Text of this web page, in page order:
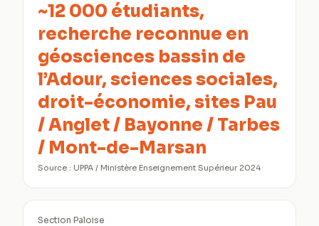
~12 000 étudiants,
recherche reconnue en
géosciences bassin de
l’Adour, sciences sociales,
droit-économie, sites Pau
/ Anglet / Bayonne / Tarbes
/ Mont-de-Marsan
Source : UPPA / Ministère Enseignement Supérieur 2024
Section Paloise